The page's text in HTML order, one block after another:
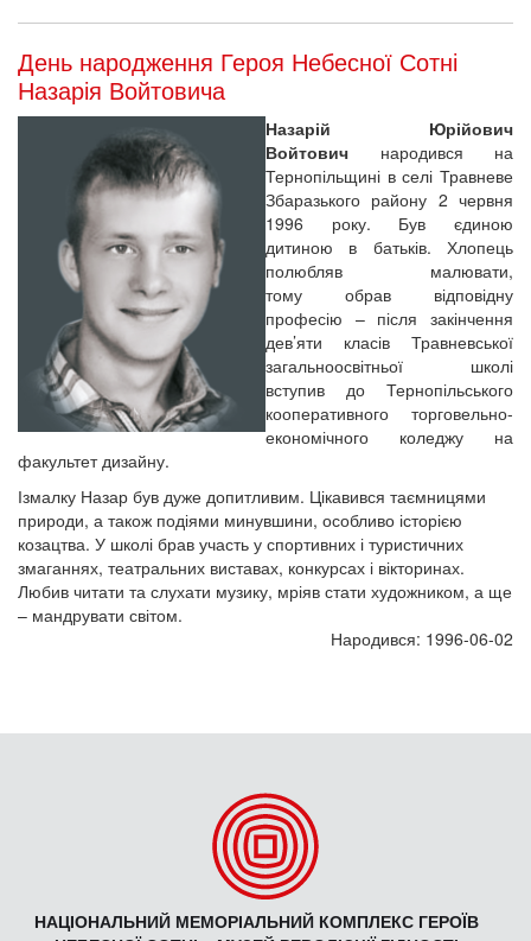
День народження Героя Небесної Сотні
Назарія Войтовича
Назарій Юрійович
Войтович народився на
Тернопільщині в селі Травневе
Збаразького району 2 червня
1996 року. Був єдиною
дитиною в батьків. Хлопець
полюбляв малювати,
тому обрав відповідну
професію – після закінчення
дев’яти класів Травневської
загальноосвітньої школі
вступив до Тернопільського
кооперативного торговельно-
економічного коледжу на
факультет дизайну.
Ізмалку Назар був дуже допитливим. Цікавився таємницями
природи, а також подіями минувшини, особливо історією
козацтва. У школі брав участь у спортивних і туристичних
змаганнях, театральних виставах, конкурсах і вікторинах.
Любив читати та слухати музику, мріяв стати художником, а ще
– мандрувати світом.
Народився: 1996-06-02
НАЦІОНАЛЬНИЙ МЕМОРІАЛЬНИЙ КОМПЛЕКС ГЕРОЇВ